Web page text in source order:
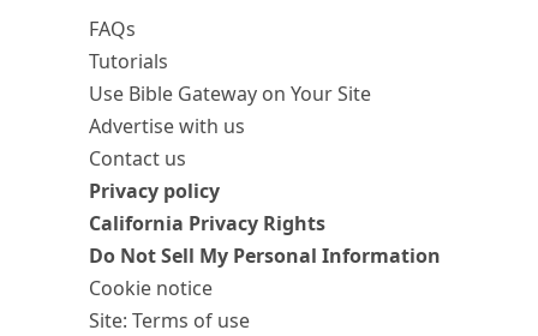
FAQs
Tutorials
Use Bible Gateway on Your Site
Advertise with us
Contact us
Privacy policy
California Privacy Rights
Do Not Sell My Personal Information
Cookie notice
Site: Terms of use